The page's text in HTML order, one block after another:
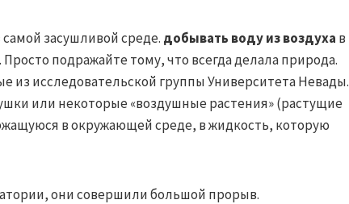
засушливой среде. добывать воду из воздуха в
подражайте тому, что всегда делала природа.
из исследовательской группы Университета Невады.
или некоторые «воздушные растения» (растущие
в окружающей среде, в жидкость, которую
они совершили большой прорыв.